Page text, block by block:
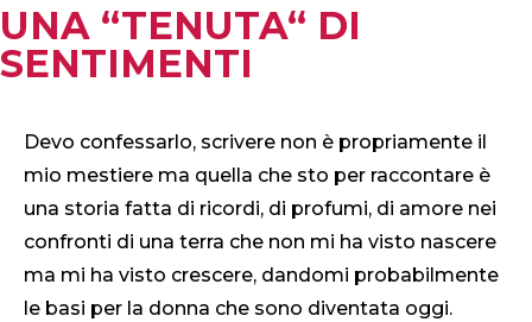
UNA “TENUTA“ DI
SENTIMENTI
Devo confessarlo, scrivere non è propriamente il
mio mestiere ma quella che sto per raccontare è
una storia fatta di ricordi, di profumi, di amore nei
confronti di una terra che non mi ha visto nascere
ma mi ha visto crescere, dandomi probabilmente
le basi per la donna che sono diventata oggi.